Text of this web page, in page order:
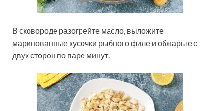
В сковороде разогрейте масло, выложите
маринованные кусочки рыбного филе и обжарьте с
двух сторон по паре минут.